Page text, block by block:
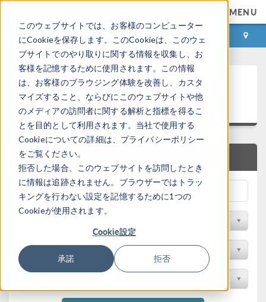
このウェブサイトでは、お客様のコンピューター
にCookieを保存します。このCookieは、このウェ
ブサイトでのやり取りに関する情報を収集し、お
客様を記憶するために使用されます。この情報
は、お客様のブラウジング体験を改善し、カスタ
マイズすること、ならびにこのウェブサイトや他
のメディアの訪問者に関する解析と指標を得るこ
とを目的として利用されます。当社で使用する
Cookieについての詳細は、プライバシーポリシー
をご覧ください。
拒否した場合、このウェブサイトを訪問したとき
に情報は追跡されません。ブラウザーではトラッ
キングを行わない設定を記憶するために1つの
Cookieが使用されます。
Cookie設定
承諾 拒否
MENU
ログイン お問い合わせ
技術論文とプレゼンテーショ
ン
クイック検索
業種で検索